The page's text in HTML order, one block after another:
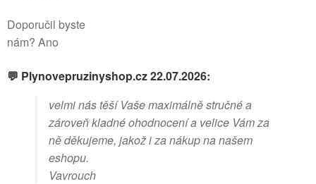
Doporučil byste
nám? Ano
💬 Plynovepruzinyshop.cz 22.07.2026:
velmi nás těší Vaše maximálně stručné a
zároveň kladné ohodnocení a velice Vám za
ně děkujeme, jakož i za nákup na našem
eshopu.
Vavrouch